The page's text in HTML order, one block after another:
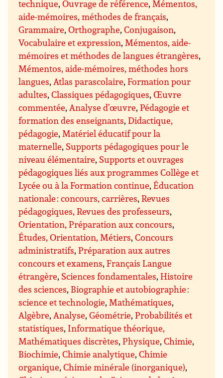
technique,Ouvrage de référence, Mémentos,
aide-mémoires, méthodes de français,
Grammaire,Orthographe,Conjugaison,
Vocabulaire et expression, Mémentos, aide-
mémoires et méthodes de langues étrangères,
Mémentos, aide-mémoires, méthodes hors
langues, Atlas parascolaire,Formation pour
adultes,Classiques pédagogiques,Œuvre
commentée, Analyse d’œuvre,Pédagogie et
formation des enseignants,Didactique,
pédagogie, Matériel éducatif pour la
maternelle, Supports pédagogiques pour le
niveau élémentaire, Supports et ouvrages
pédagogiques liés aux programmes Collège et
Lycée ou à la Formation continue,Éducation
nationale : concours, carrières,Revues
pédagogiques, Revues des professeurs,
Orientation, Préparation aux concours,
Études, Orientation, Métiers,Concours
administratifs,Préparation aux autres
concours et examens,Français Langue
étrangère, Sciences fondamentales,Histoire
des sciences, Biographie et autobiographie :
science et technologie, Mathématiques,
Algèbre, Analyse,Géométrie,Probabilités et
statistiques, Informatique théorique,
Mathématiques discrètes,Physique,Chimie,
Biochimie,Chimie analytique,Chimie
organique,Chimie minérale (inorganique),